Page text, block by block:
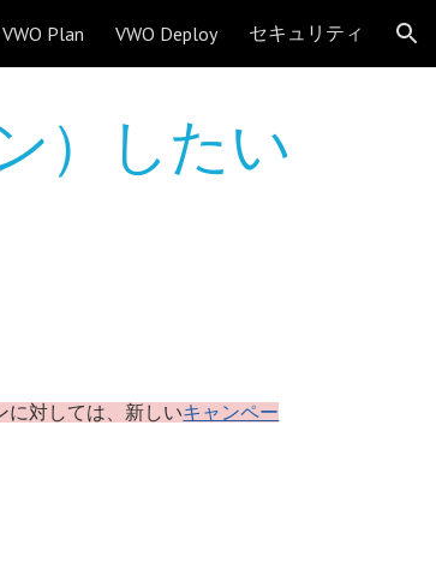
VWO Plan VWO Deploy セキュリティ
）したい
に対しては、新しいキャンペー